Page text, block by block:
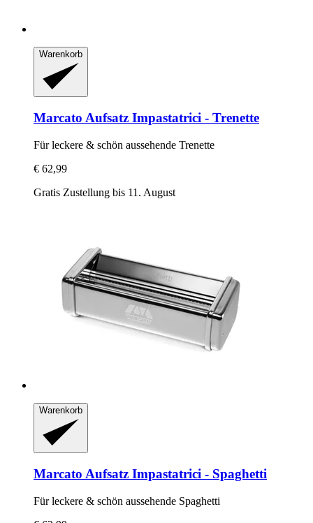
Warenkorb
Marcato Aufsatz Impastatrici -​ Trenette
Für leckere & schön aussehende Trenette
€ 62,99
Gratis Zustellung bis 11. August
Warenkorb
Marcato Aufsatz Impastatrici -​ Spaghetti
Für leckere & schön aussehende Spaghetti